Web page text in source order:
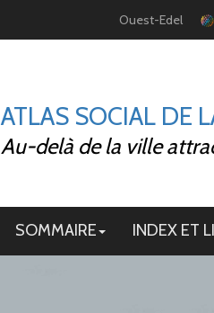
Ouest-Edel
ATLAS SOCIAL DE
Au-delà de la ville
SOMMAIRE INDEX ET